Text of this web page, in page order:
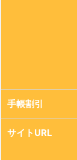
手帳割引
サイトURL